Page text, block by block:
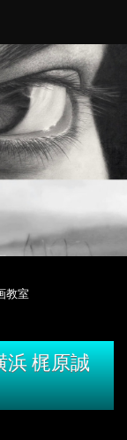
教室
梶原誠